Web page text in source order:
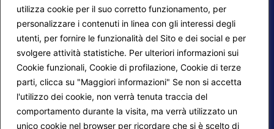
utilizza cookie per il suo corretto funzionamento, per
personalizzare i contenuti in linea con gli interessi degli
utenti, per fornire le funzionalità del Sito e dei social e per
svolgere attività statistiche. Per ulteriori informazioni sui
Cookie funzionali, Cookie di profilazione, Cookie di terze
parti, clicca su "Maggiori informazioni" Se non si accetta
l'utilizzo dei cookie, non verrà tenuta traccia del
comportamento durante la visita, ma verrà utilizzato un
unico cookie nel browser per ricordare che si è scelto di
Mappa del sito
Progetti Darsi Pace
Login redattori
Calendario corsi
Privacy Policy
Cookie Policy